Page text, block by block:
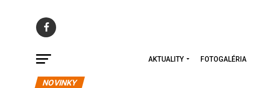
AKTUALITY FOTOGALÉRIA
NOVINKY